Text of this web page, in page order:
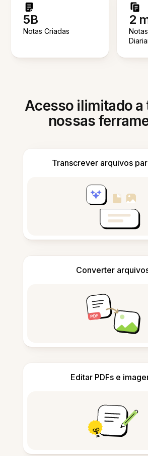
5B
Notas Criadas
2
Acesso ilimitado a
nossas
Transcrever arquivos
Converter
Editar PDFs e